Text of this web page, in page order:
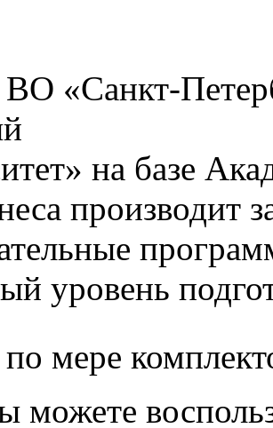
«Санкт-
на базе
производит
уровень
по мере
можете